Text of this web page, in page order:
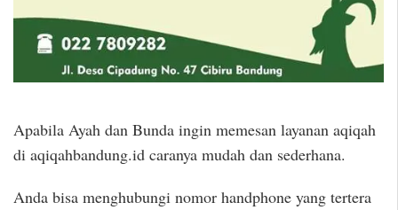
Apabila Ayah dan Bunda ingin memesan layanan aqiqah
di aqiqahbandung.id caranya mudah dan sederhana.
Anda bisa menghubungi nomor handphone yang tertera